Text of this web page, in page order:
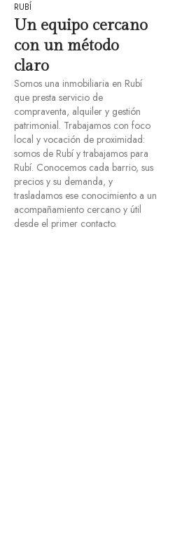
RUBÍ
Un equipo cercano
con un método
claro
Somos una inmobiliaria en Rubí
que presta servicio de
compraventa, alquiler y gestión
patrimonial. Trabajamos con foco
local y vocación de proximidad:
somos de Rubí y trabajamos para
Rubí. Conocemos cada barrio, sus
precios y su demanda, y
trasladamos ese conocimiento a un
acompañamiento cercano y útil
desde el primer contacto.